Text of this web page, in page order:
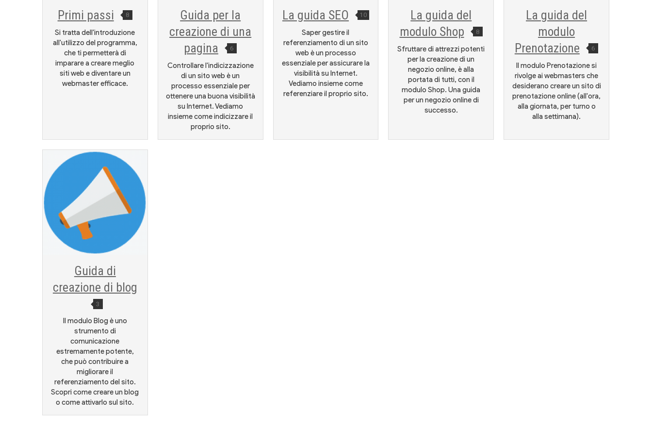
Primi passi 8
Si tratta dell'introduzione
all'utilizzo del programma,
che ti permetterà di
imparare a creare meglio
siti web e diventare un
webmaster efficace.
Guida per la
creazione di una
pagina
6
Controllare l'indicizzazione
di un sito web è un
processo essenziale per
ottenere una buona visibilità
su Internet. Vediamo
insieme come indicizzare il
proprio sito.
La guida SEO 10
Saper gestire il
referenziamento di un sito
web è un processo
essenziale per assicurare la
visibilità su Internet.
Vediamo insieme come
referenziare il proprio sito.
La guida del
modulo Shop
8
Sfruttare di attrezzi potenti
per la creazione di un
negozio online, è alla
portata di tutti, con il
modulo Shop. Una guida
per un negozio online di
successo.
La guida del
modulo
Prenotazione
6
Il modulo Prenotazione si
rivolge ai webmasters che
desiderano creare un sito di
prenotazione online (all'ora,
alla giornata, per turno o
alla settimana).
Guida di
creazione di blog
3
Il modulo Blog è uno
strumento di
comunicazione
estremamente potente,
che può contribuire a
migliorare il
referenziamento del sito.
Scopri come creare un blog
o come attivarlo sul sito.